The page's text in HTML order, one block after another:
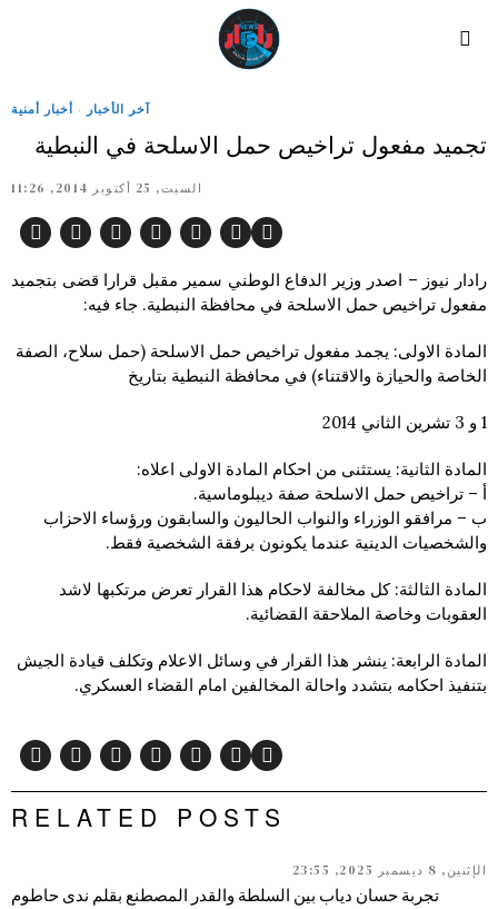
آخر الأخبار · أخبار أمنية
تجميد مفعول تراخيص حمل الاسلحة في النبطية
السبت, 25 أكتوبر 2014, 11:26
رادار نيوز – اصدر وزير الدفاع الوطني سمير مقبل قرارا قضى بتجميد
مفعول تراخيص حمل الاسلحة في محافظة النبطية. جاء فيه:
المادة الاولى: يجمد مفعول تراخيص حمل الاسلحة (حمل سلاح، الصفة
الخاصة والحيازة والاقتناء) في محافظة النبطية بتاريخ
1 و 3 تشرين الثاني 2014
المادة الثانية: يستثنى من احكام المادة الاولى اعلاه:
أ – تراخيص حمل الاسلحة صفة ديبلوماسية.
ب – مرافقو الوزراء والنواب الحاليون والسابقون ورؤساء الاحزاب
والشخصيات الدينية عندما يكونون برفقة الشخصية فقط.
المادة الثالثة: كل مخالفة لاحكام هذا القرار تعرض مرتكبها لاشد
العقوبات وخاصة الملاحقة القضائية.
المادة الرابعة: ينشر هذا القرار في وسائل الاعلام وتكلف قيادة الجيش
بتنفيذ احكامه بتشدد واحالة المخالفين امام القضاء العسكري.
RELATED POSTS
الإثنين, 8 ديسمبر 2025, 23:55
تجربة حسان دياب بين السلطة والقدر المصطنع بقلم ندى حاطوم